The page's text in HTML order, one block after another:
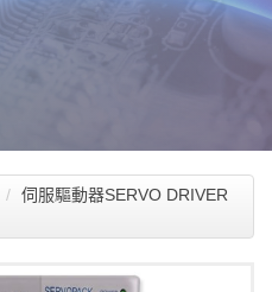
伺服驅動器SERVO DRIVER